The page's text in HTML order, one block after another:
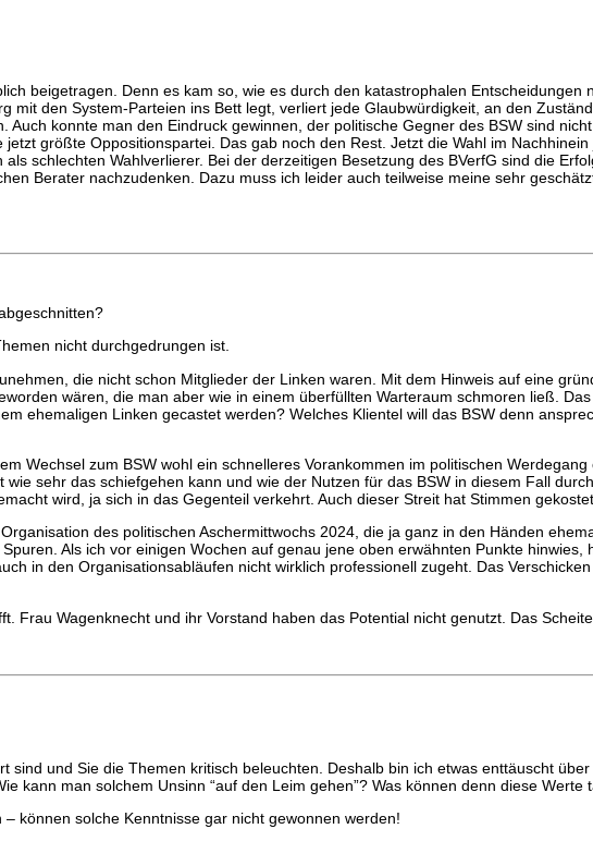
beigetragen. Denn es kam so, wie es durch den katastrophalen Entscheidungen
mit den System-Parteien ins Bett legt, verliert jede Glaubwürdigkeit, an den
konnte man den Eindruck gewinnen, der politische Gegner des BSW sind
größte Oppositionspartei. Das gab noch den Rest. Jetzt die Wahl im
schlechten Wahlverlierer. Bei der derzeitigen Besetzung des BVerfG sind die
Berater nachzudenken. Dazu muss ich leider auch teilweise meine sehr
nicht durchgedrungen ist.
die nicht schon Mitglieder der Linken waren. Mit dem Hinweis auf eine
wären, die man aber wie in einem überfüllten Warteraum schmoren ließ.
ehemaligen Linken gecastet werden? Welches Klientel will das BSW denn
Wechsel zum BSW wohl ein schnelleres Vorankommen im politischen
sehr das schiefgehen kann und wie der Nutzen für das BSW in diesem Fall
wird, ja sich in das Gegenteil verkehrt. Auch dieser Streit hat Stimmen gekostet.
des politischen Aschermittwochs 2024, die ja ganz in den Händen
Als ich vor einigen Wochen auf genau jene oben erwähnten Punkte hinwies,
in den Organisationsabläufen nicht wirklich professionell zugeht. Das
Frau Wagenknecht und ihr Vorstand haben das Potential nicht genutzt. Das
und Sie die Themen kritisch beleuchten. Deshalb bin ich etwas enttäuscht
kann man solchem Unsinn “auf den Leim gehen”? Was können denn diese Werte
können solche Kenntnisse gar nicht gewonnen werden!